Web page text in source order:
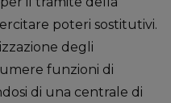
poteri sostitutivi.
degli
funzioni di
di una centrale di